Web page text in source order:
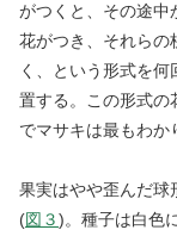
がつくと、その途中
花がつき、それらの
く、という形式を
置する。この形式の
でマサキは最もわか
果実はやや歪んだ球
(図３)。種子は白色